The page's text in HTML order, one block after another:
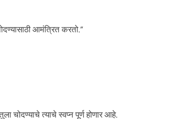
आमंत्रित करतो.”
चोदण्याचे त्याचे स्वप्न पूर्ण होणार आहे.